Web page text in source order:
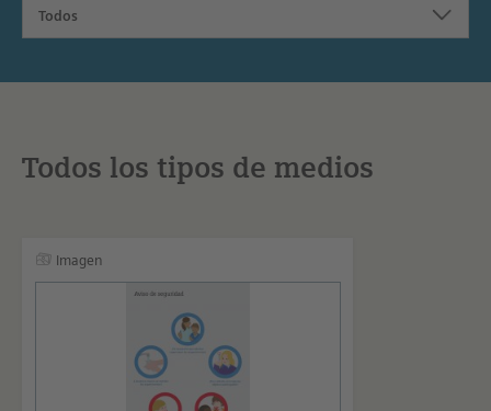
Todos
Todos los tipos de medios
Imagen